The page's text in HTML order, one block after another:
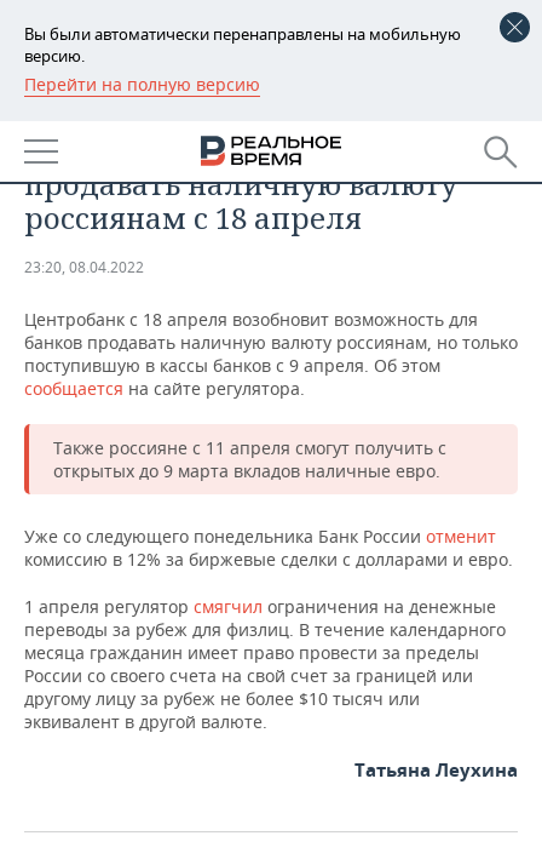
Вы были автоматически перенаправлены на мобильную
версию.
Перейти на полную версию
РЕГИОНЫ
БАШКОРТОСТАН
ТАТАРСТАН
НОВОСТИ
АНАЛИТИКА
ДЕКЛАРАЦИИ О ДОХОДАХ
КОРОЛИ ГОСЗАКАЗА ПФО
ВУЗЫ ТАТАРСТАНА
КОМУ ПРИНАДЛЕЖАТ
ТОРГОВЫЕ ЦЕНТРЫ
НОВОСТИ ЭКОНОМИКИ
ФИНАНСЫ
БАНКИ
БЮДЖЕТ
ИНВЕСТИЦИИ
ПРОМЫШЛЕННОСТЬ
НОВОСТИ
ПРОМЫШЛЕННОСТИ
АГРОПРОМ
МАШИНОСТРОЕНИЕ
НЕФТЕХИМИЯ
НЕФТЬ
ОПК
ЭНЕРГЕТИКА
НЕДВИЖИМОСТЬ
НОВОСТИ НЕДВИЖИМОСТИ
АВТО
НОВОСТИ АВТО
БИЗНЕС
НОВОСТИ БИЗНЕСА
ТРАНСПОРТ
УСЛУГИ
ТЕХНОЛОГИИ
IT
МЕДИА
НОВОСТИ МЕРОПРИЯТИЙ
ВЫЕЗДНАЯ РЕДАКЦИЯ
СПОРТ
НОВОСТИ СПОРТА
ОБЩЕСТВО
Центробанк разрешит банкам
продавать наличную валюту
россиянам с 18 апреля
23:20, 08.04.2022
Центробанк с 18 апреля возобновит возможность для
банков продавать наличную валюту россиянам, но только
поступившую в кассы банков с 9 апреля. Об этом
сообщается на сайте регулятора.
Также россияне с 11 апреля смогут получить с
открытых до 9 марта вкладов наличные евро.
Уже со следующего понедельника Банк России отменит
комиссию в 12% за биржевые сделки с долларами и евро.
1 апреля регулятор смягчил ограничения на денежные
переводы за рубеж для физлиц. В течение календарного
месяца гражданин имеет право провести за пределы
России со своего счета на свой счет за границей или
другому лицу за рубеж не более $10 тысяч или
эквивалент в другой валюте.
Татьяна Леухина